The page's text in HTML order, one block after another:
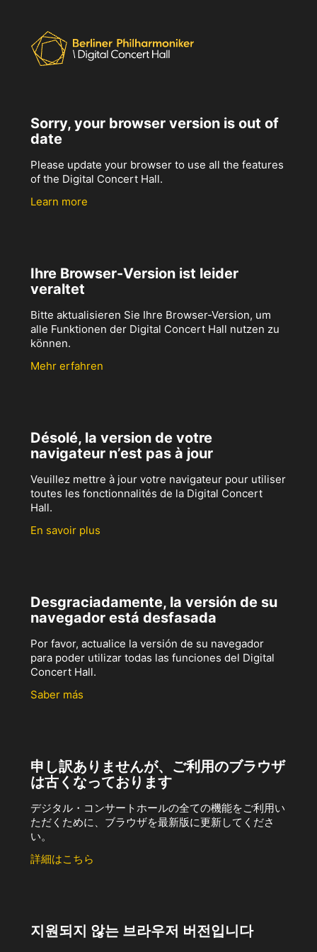
Sorry, your browser version is out of
date
Please update your browser to use all the features
of the Digital Concert Hall.
Learn more
Ihre Browser-Version ist leider
veraltet
Bitte aktualisieren Sie Ihre Browser-Version, um
alle Funktionen der Digital Concert Hall nutzen zu
können.
Mehr erfahren
Désolé, la version de votre
navigateur n’est pas à jour
Veuillez mettre à jour votre navigateur pour utiliser
toutes les fonctionnalités de la Digital Concert
Hall.
En savoir plus
Desgraciadamente, la versión de su
navegador está desfasada
Por favor, actualice la versión de su navegador
para poder utilizar todas las funciones del Digital
Concert Hall.
Saber más
申し訳ありませんが、ご利用のブラウザ
は古くなっております
デジタル・コンサートホールの全ての機能をご利用い
ただくために、ブラウザを最新版に更新してくださ
い。
詳細はこちら
지원되지 않는 브라우저 버전입니다